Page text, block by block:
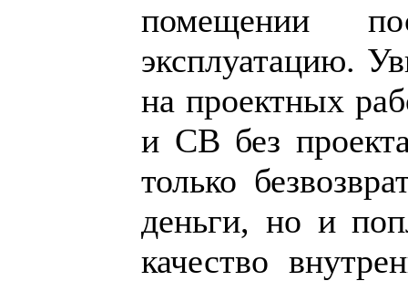
помещении
эксплуатацию.
на проектных
и СВ без
только
деньги, но и
качество